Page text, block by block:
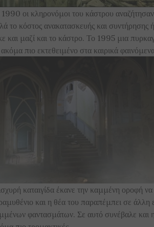
1990 οι κληρονόμοι του κάστρου
το κόστος ανακατασκευής και συντήρησης
και μαζί και το κάστρο. Το 1995 μια
ακόμα πιο εκτεθειμένο στα καιρικά
καταιγίδα έκανε την καμμένη οροφή
και η θέα του παραπέμπει σε
φαντασμάτων. Σε αυτό συνέβαλε και